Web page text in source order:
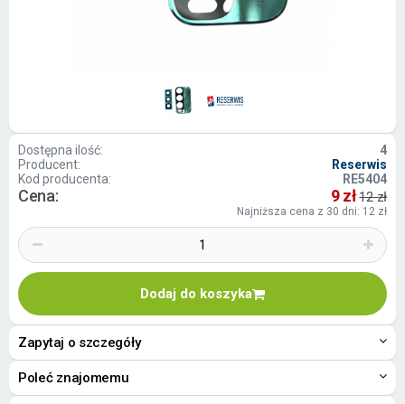
Dostępna ilość:
4
Producent:
Reserwis
Kod producenta:
RE5404
Cena: 9 zł12 zł
Najniższa cena z 30 dni: 12 zł
Dodaj do koszyka
Zapytaj o szczegóły
Poleć znajomemu